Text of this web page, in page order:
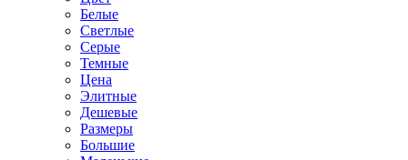
Белые
Светлые
Серые
Темные
Цена
Элитные
Дешевые
Размеры
Большие